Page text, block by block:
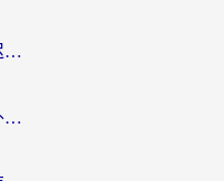
国外玩流星蝴蝶剑怎么降低延迟？海外党必看的加速秘籍（含欧洲鸣潮&彩虹岛优化攻略）
在国外也能玩穿越火线吗？海外玩家国服游戏畅玩终极指南